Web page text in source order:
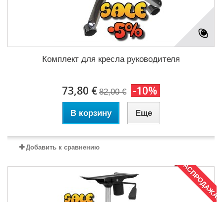
Комплект для кресла руководителя
73,80 € 82,00 € -10%
В корзину Еще
Добавить к сравнению
РАСПРОДАЖА!